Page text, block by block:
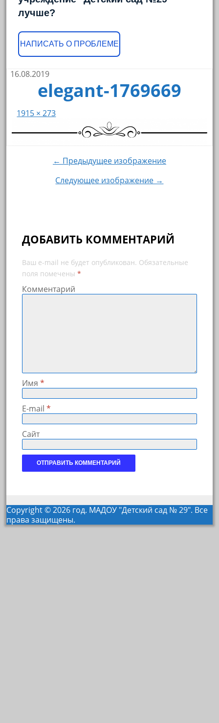
лучше?
НАПИСАТЬ О ПРОБЛЕМЕ
16.08.2019
elegant-1769669
1915 × 273
← Предыдущее изображение
Следующее изображение →
ДОБАВИТЬ КОММЕНТАРИЙ
Ваш e-mail не будет опубликован. Обязательные
поля помечены *
Комментарий
Имя *
E-mail *
Сайт
Copyright © 2026 год. МАДОУ "Детский сад № 29". Все
права защищены.